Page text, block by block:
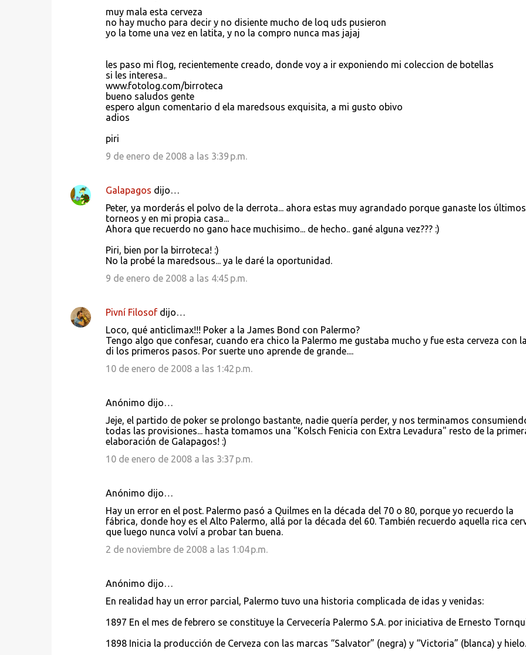
muy mala esta cerveza
no hay mucho para decir y no disiente mucho de loq uds pusieron
yo la tome una vez en latita, y no la compro nunca mas jajaj
les paso mi flog, recientemente creado, donde voy a ir exponiendo mi coleccion de botellas
si les interesa..
www.fotolog.com/birroteca
bueno saludos gente
espero algun comentario d ela maredsous exquisita, a mi gusto obivo
adios
piri
9 de enero de 2008 a las 3:39 p.m.
Galapagos dijo…
Peter, ya morderás el polvo de la derrota... ahora estas muy agrandado porque ganaste los
torneos y en mi propia casa...
Ahora que recuerdo no gano hace muchisimo... de hecho.. gané alguna vez??? :)
Piri, bien por la birroteca! :)
No la probé la maredsous... ya le daré la oportunidad.
9 de enero de 2008 a las 4:45 p.m.
Pivní Filosofdijo…
Loco, qué anticlimax!!! Poker a la James Bond con Palermo?
Tengo algo que confesar, cuando era chico la Palermo me gustaba mucho y fue esta cerveza con
di los primeros pasos. Por suerte uno aprende de grande....
10 de enero de 2008 a las 1:42 p.m.
Anónimo dijo…
Jeje, el partido de poker se prolongo bastante, nadie quería perder, y nos terminamos
todas las provisiones... hasta tomamos una "Kolsch Fenicia con Extra Levadura" resto de la
elaboración de Galapagos! :)
10 de enero de 2008 a las 3:37 p.m.
Anónimo dijo…
Hay un error en el post. Palermo pasó a Quilmes en la década del 70 o 80, porque yo recuerdo la
fábrica, donde hoy es el Alto Palermo, allá por la década del 60. También recuerdo aquella rica
que luego nunca volví a probar tan buena.
2 de noviembre de 2008 a las 1:04 p.m.
Anónimo dijo…
En realidad hay un error parcial, Palermo tuvo una historia complicada de idas y venidas:
1897 En el mes de febrero se constituye la Cervecería Palermo S.A. por iniciativa de Ernesto
1898 Inicia la producción de Cerveza con las marcas “Salvator” (negra) y “Victoria” (blanca) y hielo.